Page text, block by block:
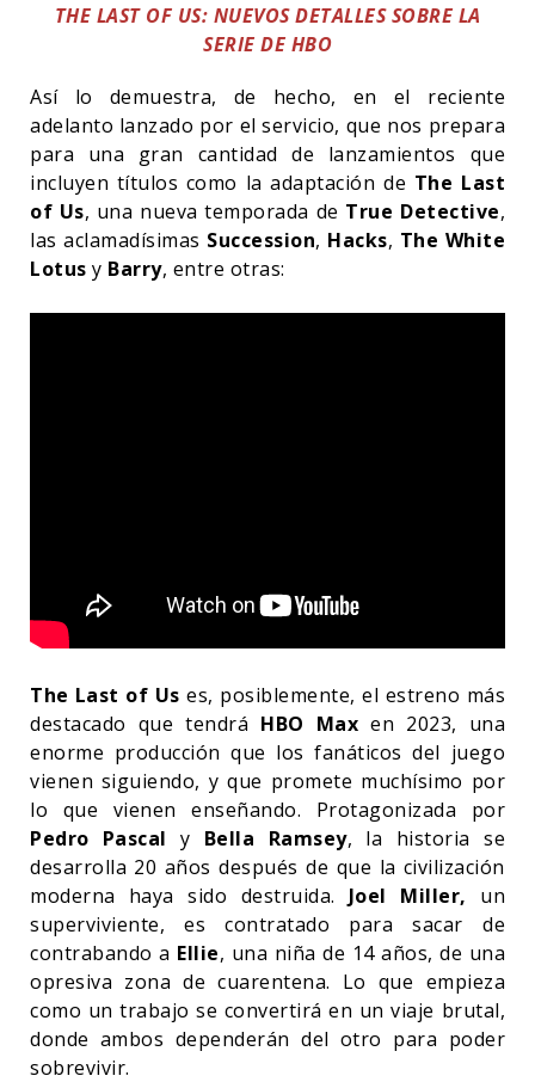
THE LAST OF US: NUEVOS DETALLES SOBRE LA
SERIE DE HBO
Así lo demuestra, de hecho, en el reciente
adelanto lanzado por el servicio, que nos prepara
para una gran cantidad de lanzamientos que
incluyen títulos como la adaptación de The Last
of Us, una nueva temporada de True Detective,
las aclamadísimas Succession, Hacks, The White
Lotus y Barry, entre otras:
The Last of Us es, posiblemente, el estreno más
destacado que tendrá HBO Max en 2023, una
enorme producción que los fanáticos del juego
vienen siguiendo, y que promete muchísimo por
lo que vienen enseñando. Protagonizada por
Pedro Pascaly Bella Ramsey, la historia se
desarrolla 20 años después de que la civilización
moderna haya sido destruida. Joel Miller, un
superviviente, es contratado para sacar de
contrabando a Ellie, una niña de 14 años, de una
opresiva zona de cuarentena. Lo que empieza
como un trabajo se convertirá en un viaje brutal,
donde ambos dependerán del otro para poder
sobrevivir.